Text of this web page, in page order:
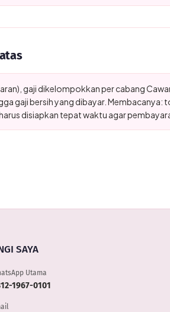
gaji dikelompokkan per cabang
gaji bersih yang dibayar. Membacanya:
disiapkan tepat waktu agar
SAYA
Utama
1967-0101